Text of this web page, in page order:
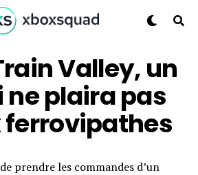
Valley, un
ne plaira pas
ferrovipathes
prendre les commandes d’un